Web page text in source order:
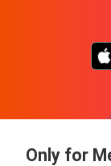
Only for